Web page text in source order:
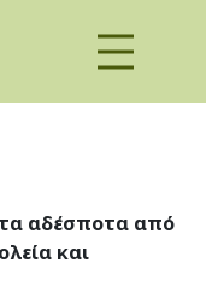
τα αδέσποτα από
και